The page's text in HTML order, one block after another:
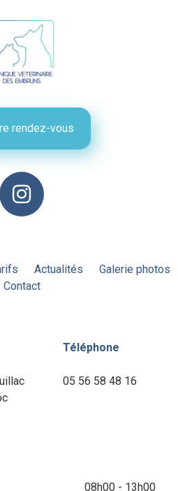
rendez-vous
Actualités
Galerie photos
Contact
Téléphone
05 56 58 48 16
08h00 - 13h00